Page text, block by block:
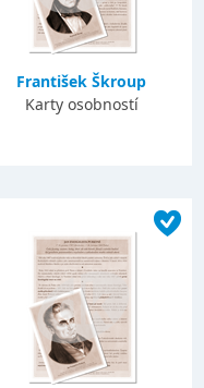
František Škroup
Karty osobností